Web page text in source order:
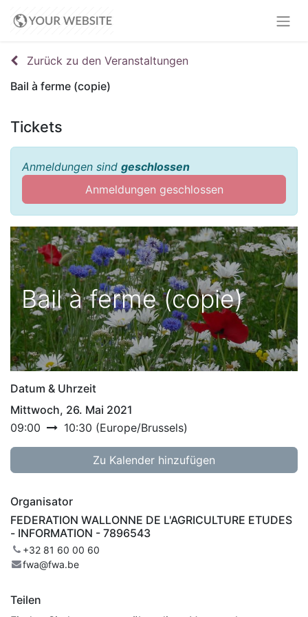
Zurück zu den Veranstaltungen
Bail à ferme (copie)
Tickets
Anmeldungen sind geschlossen
Anmeldungen geschlossen
Bail à ferme (copie)
Datum & Uhrzeit
Mittwoch, 26. Mai 2021
09:00
10:30 (Europe/Brussels)
Zu Kalender hinzufügen
Organisator
FEDERATION WALLONNE DE L'AGRICULTURE ETUDES
- INFORMATION - 7896543
+32 81 60 00 60
fwa@fwa.be
Teilen